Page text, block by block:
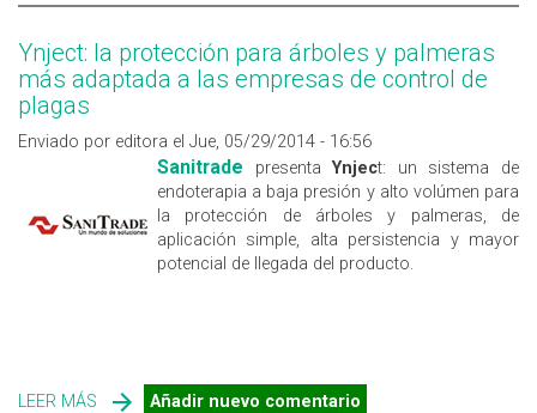
Ynject: la protección para árboles y palmeras
más adaptada a las empresas de control de
plagas
Enviado por editora el Jue, 05/29/2014 - 16:56
Sanitrade presenta Ynject: un sistema de
endoterapia a baja presión y alto volúmen para
la protección de árboles y palmeras, de
aplicación simple, alta persistencia y mayor
potencial de llegada del producto.
LEER MÁS SOBRE YNJECT: LA PROTECCIÓN PARA ÁRBOLES Y
Añadir nuevo comentario